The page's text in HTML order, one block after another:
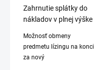
Zahrnutie splátky do
nákladov v plnej výške
Možnosť obmeny
predmetu lízingu na konci
za nový